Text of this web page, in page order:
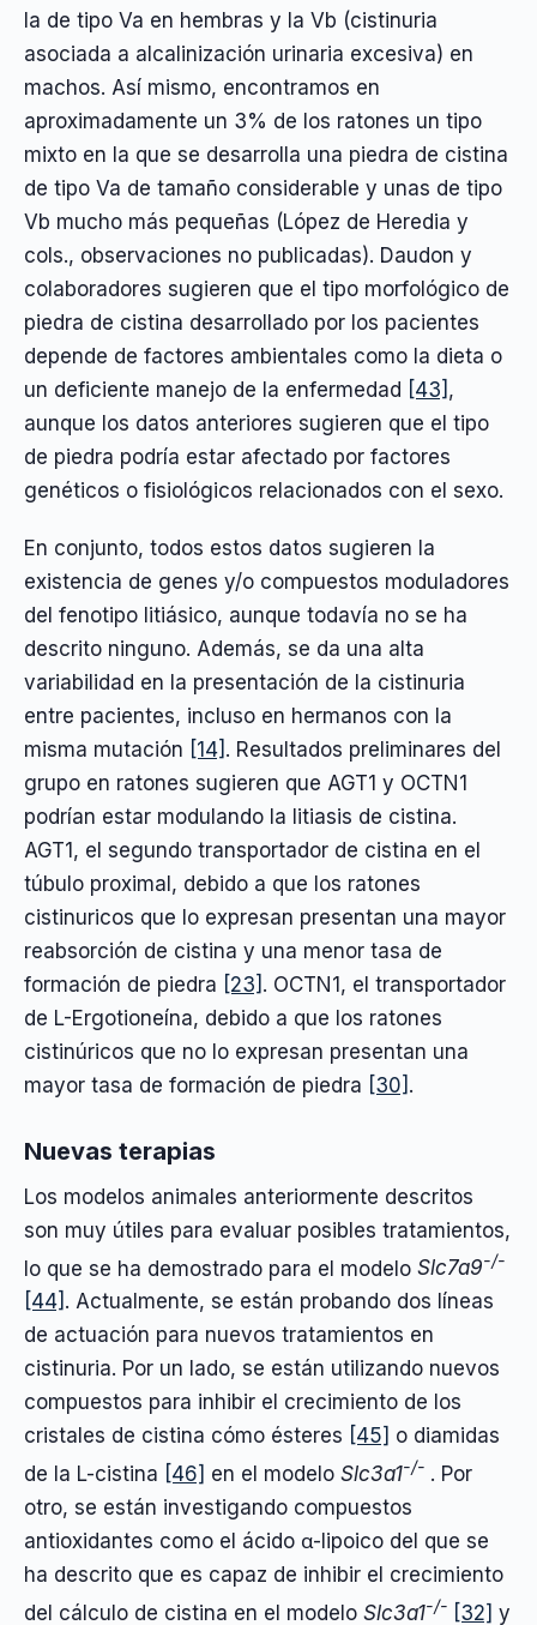
la de tipo Va en hembras y la Vb (cistinuria
asociada a alcalinización urinaria excesiva) en
machos. Así mismo, encontramos en
aproximadamente un 3% de los ratones un tipo
mixto en la que se desarrolla una piedra de cistina
de tipo Va de tamaño considerable y unas de tipo
Vb mucho más pequeñas (López de Heredia y
cols., observaciones no publicadas). Daudon y
colaboradores sugieren que el tipo morfológico de
piedra de cistina desarrollado por los pacientes
depende de factores ambientales como la dieta o
un deficiente manejo de la enfermedad [43] ,
aunque los datos anteriores sugieren que el tipo
de piedra podría estar afectado por factores
genéticos o fisiológicos relacionados con el sexo.
En conjunto, todos estos datos sugieren la
existencia de genes y/o compuestos moduladores
del fenotipo litiásico, aunque todavía no se ha
descrito ninguno. Además, se da una alta
variabilidad en la presentación de la cistinuria
entre pacientes, incluso en hermanos con la
misma mutación [14] . Resultados preliminares del
grupo en ratones sugieren que AGT1 y OCTN1
podrían estar modulando la litiasis de cistina.
AGT1, el segundo transportador de cistina en el
túbulo proximal, debido a que los ratones
cistinuricos que lo expresan presentan una mayor
reabsorción de cistina y una menor tasa de
formación de piedra [23] . OCTN1, el transportador
de L-Ergotioneína, debido a que los ratones
cistinúricos que no lo expresan presentan una
mayor tasa de formación de piedra [30] .
Nuevas terapias
Los modelos animales anteriormente descritos
son muy útiles para evaluar posibles tratamientos,
lo que se ha demostrado para el modelo Slc7a9-/-
[44] . Actualmente, se están probando dos líneas
de actuación para nuevos tratamientos en
cistinuria. Por un lado, se están utilizando nuevos
compuestos para inhibir el crecimiento de los
cristales de cistina cómo ésteres [45] o diamidas
de la L-cistina [46] en el modelo Slc3a1-/- . Por
otro, se están investigando compuestos
antioxidantes como el ácido α-lipoico del que se
ha descrito que es capaz de inhibir el crecimiento
del cálculo de cistina en el modelo Slc3a1-/- [32] y